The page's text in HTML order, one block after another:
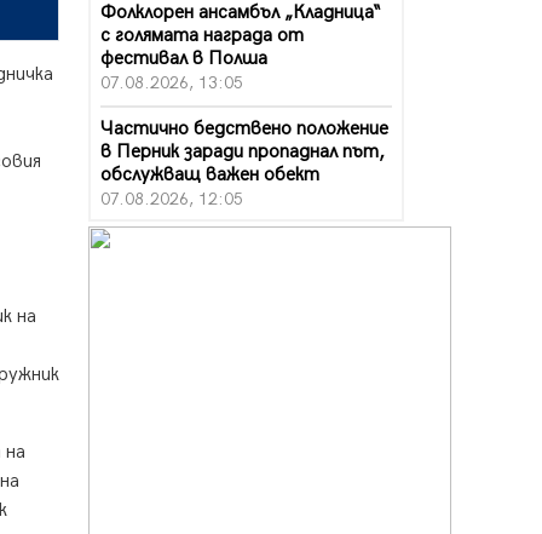
на
Фолклорен ансамбъл „Кладница“
с голямата награда от
фестивал в Полша
07.08.2026, 13:05
Частично бедствено положение
в Перник заради пропаднал път,
обслужващ важен обект
07.08.2026, 12:05
Да отговорим на жегите с филм